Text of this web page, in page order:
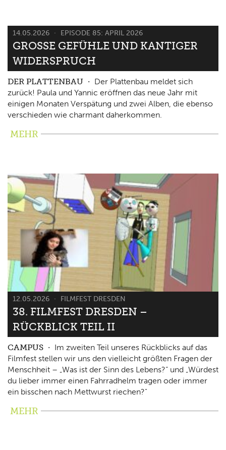
14.05.2026 EPISODE 85: APRIL 2026
GROSSE GEFÜHLE UND KANTIGER W
IDERSPRUCH
DER PLATTENBAU
Der Plattenbau meldet sich
zurück! Paula und Yannic eröffnen das neue Jahr mit
einigen Monaten Verspätung und zwei Alben, die ebenso
verschieden wie charmant daherkommen.
MEHR
12.05.2026 FILMFEST DRESDEN
38. FILMFEST DRESDEN –
RÜCKBLICK TEIL II
CAMPUS
Im zweiten Teil unseres Rückblicks auf das
Filmfest stellen wir uns den vielleicht größten Fragen der
Menschheit – „Was ist der Sinn des Lebens?“ und „Würdest
du lieber immer einen Fahrradhelm tragen oder immer
ein bisschen nach Mettwurst riechen?"
MEHR